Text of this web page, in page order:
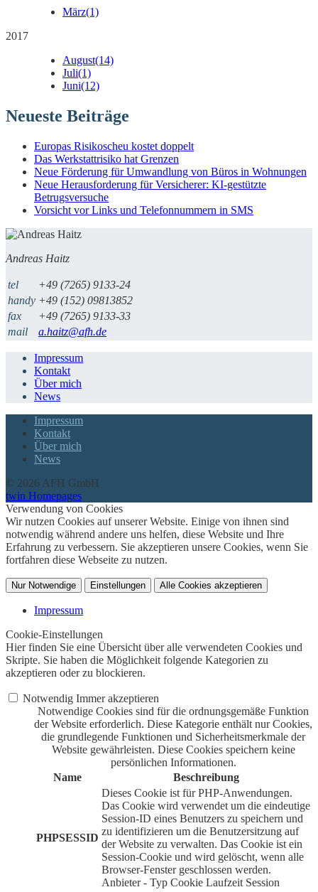
März(1)
2017
August(14)
Juli(1)
Juni(12)
Neueste Beiträge
Europas Risikoscheu kostet doppelt
Das Werkstattrisiko hat Grenzen
Neue Förderung für Umwandlung von Büros in Wohnungen
Neue Herausforderung für Versicherer: KI-gestützte
Betrugsversuche
Vorsicht vor Links und Telefonnummern in SMS
Andreas Haitz
tel
+49 (7265) 9133-24
handy +49 (152) 09813852
fax
+49 (7265) 9133-33
mail
a.haitz@afh.de
Impressum
Kontakt
Über mich
News
Impressum
Kontakt
Über mich
News
© 2026 AFH GmbH
twin Homepages
Verwendung von Cookies
Wir nutzen Cookies auf unserer Website. Einige von ihnen sind
notwendig während andere uns helfen, diese Website und Ihre
Erfahrung zu verbessern. Sie akzeptieren unsere Cookies, wenn Sie
fortfahren diese Webseite zu nutzen.
Nur Notwendige Einstellungen Alle Cookies akzeptieren
Impressum
Cookie-Einstellungen
Hier finden Sie eine Übersicht über alle verwendeten Cookies und
Skripte. Sie haben die Möglichkeit folgende Kategorien zu
akzeptieren oder zu blockieren.
Notwendig Immer akzeptieren
Notwendige Cookies sind für die ordnungsgemäße Funktion
der Website erforderlich. Diese Kategorie enthält nur Cookies,
die grundlegende Funktionen und Sicherheitsmerkmale der
Website gewährleisten. Diese Cookies speichern keine
persönlichen Informationen.
Name
Beschreibung
PHPSESSID
Dieses Cookie ist für PHP-Anwendungen.
Das Cookie wird verwendet um die eindeutige
Session-ID eines Benutzers zu speichern und
zu identifizieren um die Benutzersitzung auf
der Website zu verwalten. Das Cookie ist ein
Session-Cookie und wird gelöscht, wenn alle
Browser-Fenster geschlossen werden.
Anbieter - Typ Cookie Laufzeit Session